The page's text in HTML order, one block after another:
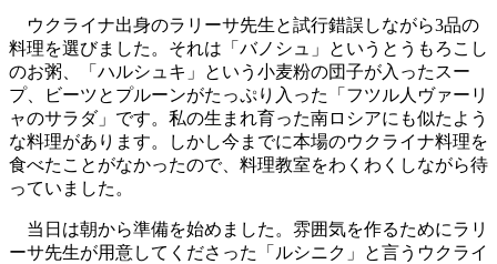
ウクライナ出身のラリーサ先生と試行錯誤しながら3品の
料理を選びました。それは「バノシュ」というとうもろこし
のお粥、「ハルシュキ」という小麦粉の団子が入ったスー
プ、ビーツとプルーンがたっぷり入った「フツル人ヴァーリ
ャのサラダ」です。私の生まれ育った南ロシアにも似たよう
な料理があります。しかし今までに本場のウクライナ料理を
食べたことがなかったので、料理教室をわくわくしながら待
っていました。
当日は朝から準備を始めました。雰囲気を作るためにラリ
ーサ先生が用意してくださった「ルシニク」と言うウクライ